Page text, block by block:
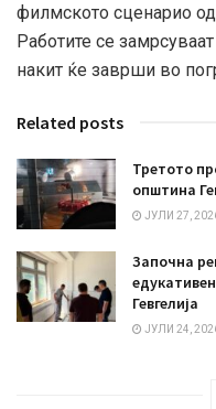
филмското сценарио
Работите се
накит ќе заврши во
Related posts
Третото
општина
ЈУЛИ 27,
Започна
Гевгелија
ЈУЛИ 24,